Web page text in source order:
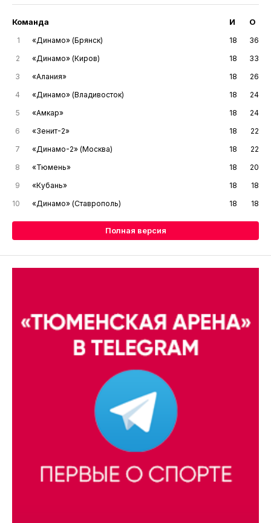
Команда И О
1 «Динамо» (Брянск) 18
36
2
«Динамо» (Киров) 18
33
3
«Алания» 18
26
4
«Динамо» (Владивосток) 18
24
5
«Амкар» 18
24
6
«Зенит-2» 18
22
7
«Динамо-2» (Москва) 18
22
8
«Тюмень» 18
20
9
«Кубань» 18
18
10
«Динамо» (Ставрополь) 18 18
Полная версия